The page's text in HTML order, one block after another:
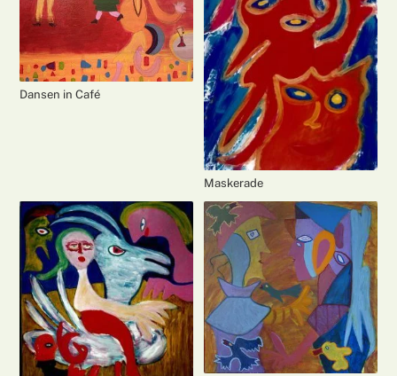
Dansen in Café
Maskerade